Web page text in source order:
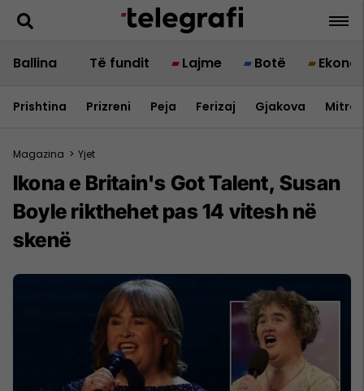
Ballina Të fundit Lajme Botë
Prishtina Prizreni Peja Ferizaj Gjakova
Magazina > Yjet
Ikona e Britain's Got Talent, Susan
Boyle rikthehet pas 14 vitesh në
skenë